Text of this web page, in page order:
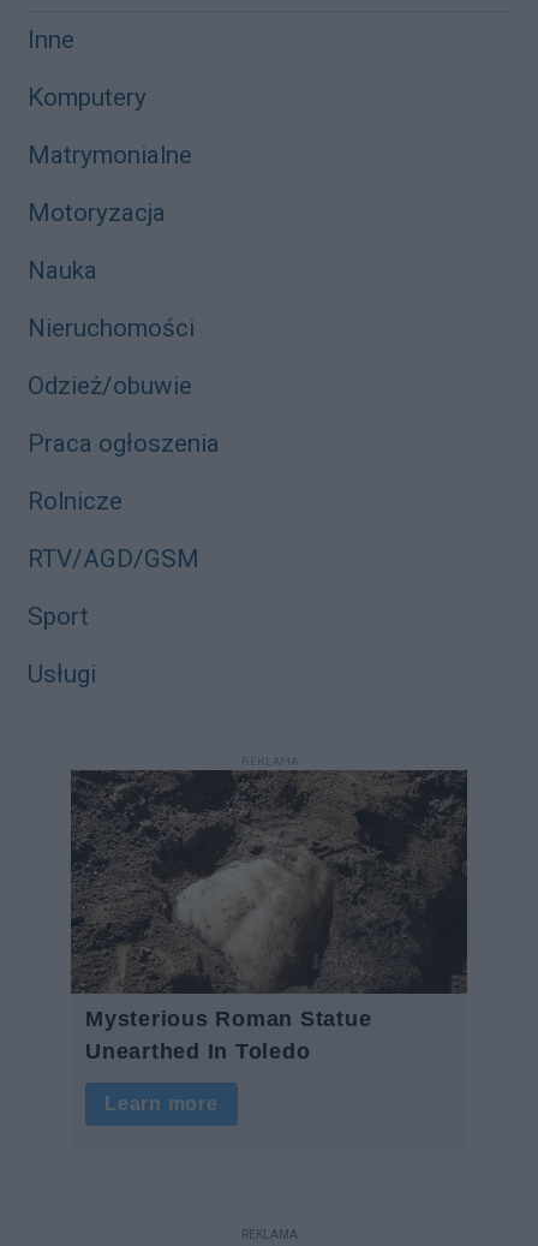
Inne
Komputery
Matrymonialne
Motoryzacja
Nauka
Nieruchomości
Odzież/obuwie
Praca ogłoszenia
Rolnicze
RTV/AGD/GSM
Sport
Usługi
REKLAMA
REKLAMA